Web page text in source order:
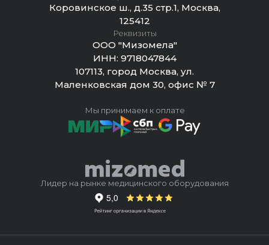
Коровинское ш., д.35 стр.1, Москва,
125412
Реквизиты
ООО "Мизомела"
ИНН: 9718047844
107113, город Москва, ул.
Маленковская дом 30, офис № 7
Лидер на рынке медицинского оборудования
Мы принимаем к оплате